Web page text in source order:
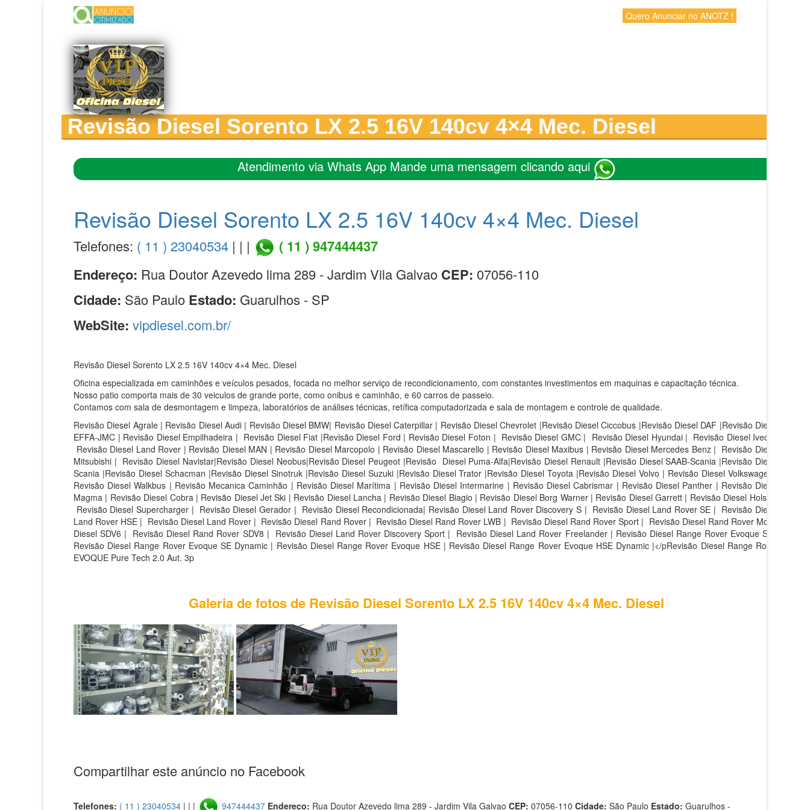
Quero Anunciar no ANOTZ !
Revisão Diesel Sorento LX 2.5 16V 140cv 4×4 Mec. Diesel
Atendimento via Whats App Mande uma mensagem clicando aqui
Revisão Diesel Sorento LX 2.5 16V 140cv 4×4 Mec. Diesel
Telefones: ( 11 ) 23040534 | | |
( 11 ) 947444437
Endereço: Rua Doutor Azevedo lima 289 - Jardim Vila Galvao CEP: 07056-110
Cidade: São Paulo Estado: Guarulhos - SP
WebSite: vipdiesel.com.br/
Revisão Diesel Sorento LX 2.5 16V 140cv 4×4 Mec. Diesel
Oficina especializada em caminhões e veículos pesados, focada no melhor serviço de recondicionamento, com constantes investimentos em maquinas e capacitação técnica.
Nosso patio comporta mais de 30 veiculos de grande porte, como onibus e caminhão, e 60 carros de passeio.
Contamos com sala de desmontagem e limpeza, laboratórios de análises técnicas, retífica computadorizada e sala de montagem e controle de qualidade.
Revisão Diesel Agrale | Revisão Diesel Audi | Revisão Diesel BMW| Revisão Diesel Caterpillar | Revisão Diesel Chevrolet |Revisão Diesel Ciccobus |Revisão Diesel DAF |Revisão Diesel
EFFA-JMC | Revisão Diesel Empilhadeira | Revisão Diesel Fiat |Revisão Diesel Ford | Revisão Diesel Foton | Revisão Diesel GMC | Revisão Diesel Hyundai | Revisão Diesel Iveco |
Revisão Diesel Land Rover | Revisão Diesel MAN | Revisão Diesel Marcopolo | Revisão Diesel Mascarello | Revisão Diesel Maxibus | Revisão Diesel Mercedes Benz | Revisão Diesel
Mitsubishi | Revisão Diesel Navistar|Revisão Diesel Neobus|Revisão Diesel Peugeot |Revisão Diesel Puma-Alfa|Revisão Diesel Renault |Revisão Diesel SAAB-Scania |Revisão Diesel
Scania |Revisão Diesel Schacman |Revisão Diesel Sinotruk |Revisão Diesel Suzuki |Revisão Diesel Trator |Revisão Diesel Toyota |Revisão Diesel Volvo | Revisão Diesel Volkswagen |
Revisão Diesel Walkbus | Revisão Mecanica Caminhão | Revisão Diesel Marítima | Revisão Diesel Intermarine | Revisão Diesel Cabrismar | Revisão Diesel Panther | Revisão Diesel
Magma | Revisão Diesel Cobra | Revisão Diesel Jet Ski | Revisão Diesel Lancha | Revisão Diesel Biagio | Revisão Diesel Borg Warner | Revisão Diesel Garrett | Revisão Diesel Holset |
Revisão Diesel Supercharger | Revisão Diesel Gerador | Revisão Diesel Recondicionada| Revisão Diesel Land Rover Discovery S | Revisão Diesel Land Rover SE | Revisão Diesel
Land Rover HSE | Revisão Diesel Land Rover | Revisão Diesel Rand Rover | Revisão Diesel Rand Rover LWB | Revisão Diesel Rand Rover Sport | Revisão Diesel Rand Rover Motor
Diesel SDV6 | Revisão Diesel Rand Rover SDV8 | Revisão Diesel Land Rover Discovery Sport | Revisão Diesel Land Rover Freelander | Revisão Diesel Range Rover Evoque SE |
Revisão Diesel Range Rover Evoque SE Dynamic | Revisão Diesel Range Rover Evoque HSE | Revisão Diesel Range Rover Evoque HSE Dynamic |</pRevisão Diesel Range Rover
EVOQUE Pure Tech 2.0 Aut. 3p
Galeria de fotos de Revisão Diesel Sorento LX 2.5 16V 140cv 4×4 Mec. Diesel
Compartilhar este anúncio no Facebook
Telefones: ( 11 ) 23040534 | | | 947444437 Endereço: Rua Doutor Azevedo lima 289 - Jardim Vila Galvao CEP: 07056-110 Cidade: São Paulo Estado: Guarulhos -